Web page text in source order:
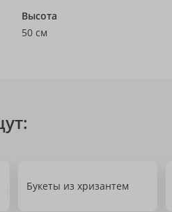
Высота
50 см
Букеты из хризантем